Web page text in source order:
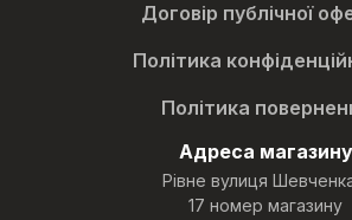
Договір публічної
Політика
Політика
Адреса магазину
Рівне вулиця
17 номер магазину